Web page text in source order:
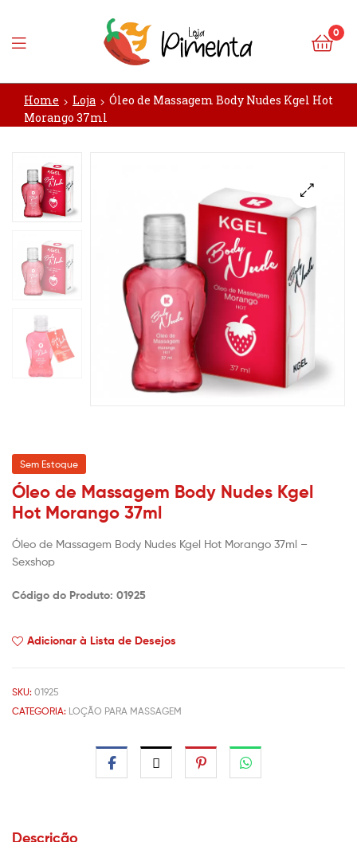
Loja
Pimenta
0
Home Loja
Óleo de Massagem Body Nudes Kgel Hot
Morango 37ml
Sem Estoque
Óleo de Massagem Body Nudes Kgel
Hot Morango 37ml
Óleo de Massagem Body Nudes Kgel Hot Morango 37ml –
Sexshop
Código do Produto: 01925
Adicionar à Lista de Desejos
SKU: 01925
CATEGORIA: LOÇÃO PARA MASSAGEM
Descrição